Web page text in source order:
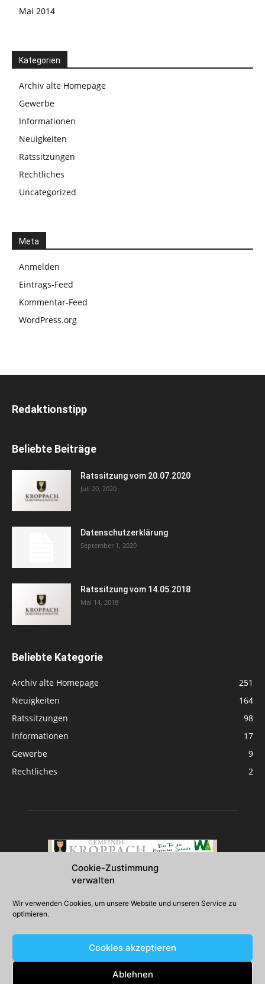
Cookie-Zustimmung
verwalten
Wir verwenden Cookies, um unsere Website und unseren Service zu
optimieren.
Cookies akzeptieren
Ablehnen
Mai 2014
Kategorien
Archiv alte Homepage
Gewerbe
Informationen
Neuigkeiten
Ratssitzungen
Rechtliches
Uncategorized
Meta
Anmelden
Eintrags-Feed
Kommentar-Feed
WordPress.org
Redaktionstipp
Beliebte Beiträge
Ratssitzung vom 20.07.2020
Juli 20, 2020
Datenschutzerklärung
September 1, 2020
Ratssitzung vom 14.05.2018
Mai 14, 2018
Beliebte Kategorie
Archiv alte Homepage
251
Neuigkeiten
164
Ratssitzungen
98
Informationen
17
Gewerbe
9
Rechtliches
2